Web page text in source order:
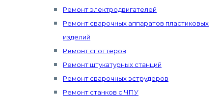
Ремонт электродвигателей
Ремонт сварочных аппаратов пластиковых
изделий
Ремонт споттеров
Ремонт штукатурных станций
Ремонт сварочных эструдеров
Ремонт станков с ЧПУ